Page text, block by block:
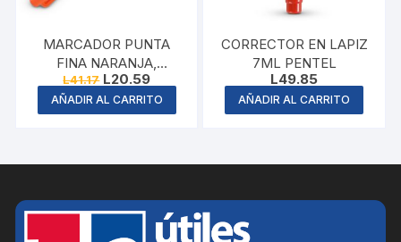
MARCADOR PUNTA
FINA NARANJA,
SHARPIE
L41.17 Original
price
was:
L41.17.
L20.59Current
price
is:
L20.59.
AÑADIR AL CARRITO
CORRECTOR EN LAPIZ
7ML PENTEL
L49.85
AÑADIR AL CARRITO